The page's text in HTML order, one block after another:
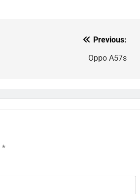
Previous:
Oppo A57s
*